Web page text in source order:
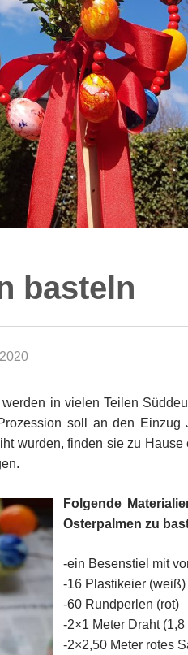
basteln
in vielen Teilen
soll an den Einzug
wurden, finden sie zu
Folgende
Osterpalmen zu
-ein Besenstiel mit
-16 Plastikeier (weiß)
-60 Rundperlen (rot)
-2×1 Meter Draht
-2×2,50 Meter rotes